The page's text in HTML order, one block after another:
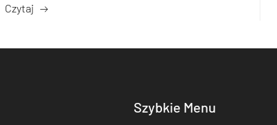
Czytaj
Szybkie Menu